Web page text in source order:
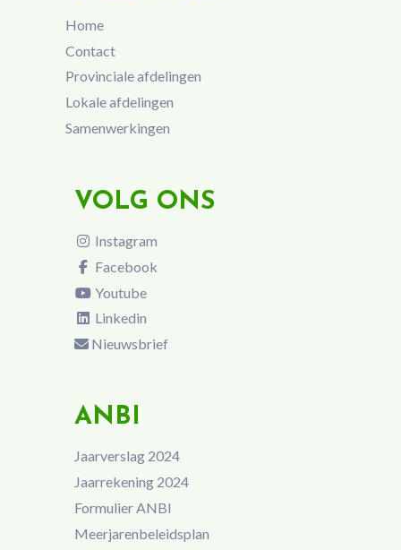
Home
Contact
Provinciale afdelingen
Lokale afdelingen
Samenwerkingen
VOLG ONS
Instagram
Facebook
Youtube
Linkedin
Nieuwsbrief
ANBI
Jaarverslag 2024
Jaarrekening 2024
Formulier ANBI
Meerjarenbeleidsplan